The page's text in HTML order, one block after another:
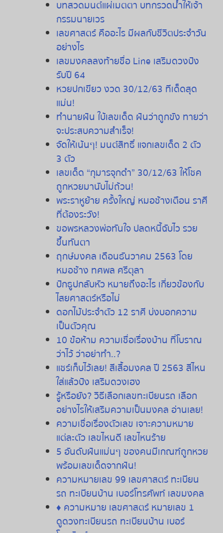
บทสวดมนต์แผ่เมตตา บทกรวดน้ำให้เจ้า
กรรมนายเวร
เลขศาสตร์ คืออะไร มีผลกับชีวิตประจำวัน
อย่างไร
เลขมงคลลงท้ายชื่อ Line เสริมดวงปัง
รับปี 64
หวยปกเขียว งวด 30/12/63 ทีเด็ดสุด
แม่น!
ทำนายฝัน ใบ้เลขเด็ด ฝันว่าถูกขัง ทายว่า
จะประสบความสำเร็จ!
จัดให้เน้นๆ! มนต์สิทธิ์ แจกเลขเด็ด 2 ตัว
3 ตัว
เลขเด็ด “กุมารจุกดำ” 30/12/63 ให้โชค
ถูกหวยมานับไม่ถ้วน!
พระราหูย้าย ครั้งใหญ่ หมอช้างเตือน ราศี
ที่ต้องระวัง!
ขอพรหลวงพ่อทันใจ ปลดหนี้ฉับไว รวย
ขึ้นทันตา
ฤกษ์มงคล เดือนธันวาคม 2563 โดย
หมอช้าง ทศพล ศรีตุลา
ปักธูปกลับหัว หมายถึงอะไร เกี่ยวข้องกับ
ไสยศาสตร์หรือไม่
ดอกไม้ประจำตัว 12 ราศี บ่งบอกความ
เป็นตัวคุณ
10 ข้อห้าม ความเชื่อเรื่องบ้าน ที่โบราณ
ว่าไว้ว่าอย่าทำ..?
แชร์เก็บไว้เลย! สีเสื้อมงคลปี 2563 สีไหน
ใส่แล้วปัง เสริมดวงเฮง
รู้หรือยัง?วิธีเลือกเลขทะเบียนรถ เลือก
อย่างไรให้เสริมความเป็นมงคล อ่านเลย!
ความเชื่อเรื่องตัวเลข เจาะความหมาย
แต่ละตัว เลขไหนดี เลขไหนร้าย
5 อันดับฝันแม่นๆ ของคนมีเกณฑ์ถูกหวย
พร้อมเลขเด็ดจากฝัน!
ความหมายเลข 99 เลขศาสตร์ ทะเบียน
รถ ทะเบียนบ้าน เบอร์โทรศัพท์ เลขมงคล
♦ ความหมาย เลขศาสตร์ หมายเลข 1
ดูดวงทะเบียนรถ ทะเบียนบ้าน เบอร์